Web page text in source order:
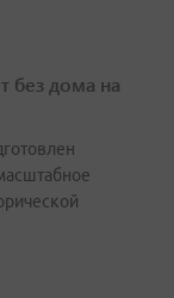
без дома на